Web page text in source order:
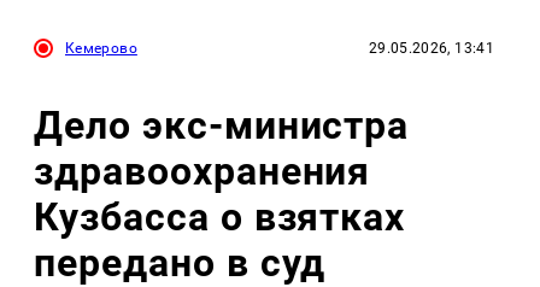
Кемерово 29.05.2026, 13:41
Дело экс-министра
здравоохранения
Кузбасса о взятках
передано в суд